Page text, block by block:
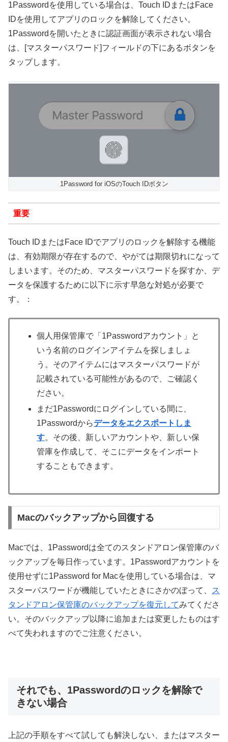
1Passwordを使用している場合は、Touch IDまたはFace
IDを使用してアプリのロックを解除してください。
1Passwordを開いたときに認証画面が表示されない場合
は、[マスターパスワード]フィールドの下にあるボタンを
タップします。
1Password for iOSのTouch IDボタン
重要
Touch IDまたはFace IDでアプリのロックを解除する機能
は、有効期限が存在するので、やがては期限切れになって
しまいます。そのため、マスターパスワードを探すか、デ
ータを保護するために以下に示す早急な対処が必要で
す。：
個人用保管庫で「1Passwordアカウント」と
いう名前のログインアイテムを探しましょ
う。そのアイテムにはマスターパスワードが
記載されている可能性があるので、ご確認く
ださい。
まだ1Passwordにログインしている間に、
1Passwordからデータをエクスポートしま
す。その後、新しいアカウントや、新しい保
管庫を作成して、そこにデータをインポート
することもできます。
Macのバックアップから回復する
Macでは、1Passwordは全てのスタンドアロン保管庫のバ
ックアップを毎日作っています。1Passwordアカウントを
使用せずに1Password for Macを使用している場合は、マ
スターパスワードが機能していたときにさかのぼって、
ス
タンドアロン保管庫のバックアップを復元してみてくださ
い。そのバックアップ以降に追加または変更したものはす
べて失われますのでご注意ください。
それでも、1Passwordのロックを解除で
きない場合
上記の手順をすべて試しても解決しない、またはマスター